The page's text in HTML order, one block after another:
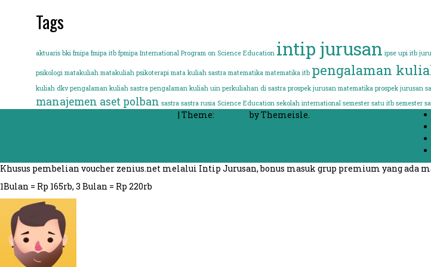
Tags
aktuaris bki fmipa fmipa itb fpmipa International Program on Science Education intip jurusan ipse upi itb
psikologi matakuliah matakuliah psikoterapi mata kuliah sastra matematika matematika itb pengalaman
kuliah dkv pengalaman kuliah sastra pengalaman kuliah uin perkuliahan di sastra prospek jurusan matematika prospek jurusan
manajemen aset polban sastra sastra rusia Science Education sekolah international semester satu itb semester
| Theme: by Themeisle.
Khusus pembelian voucher zenius.net melalui Intip Jurusan, bonus masuk grup premium yang ada
1Bulan = Rp 165rb, 3 Bulan = Rp 220rb